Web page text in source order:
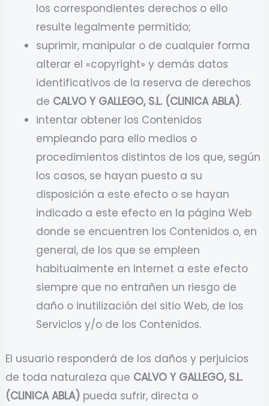
los correspondientes derechos o ello
resulte legalmente permitido;
suprimir, manipular o de cualquier forma
alterar el «copyright» y demás datos
identificativos de la reserva de derechos
de CALVO Y GALLEGO, S.L. (CLINICA ABLA).
intentar obtener los Contenidos
empleando para ello medios o
procedimientos distintos de los que, según
los casos, se hayan puesto a su
disposición a este efecto o se hayan
indicado a este efecto en la página Web
donde se encuentren los Contenidos o, en
general, de los que se empleen
habitualmente en Internet a este efecto
siempre que no entrañen un riesgo de
daño o inutilización del sitio Web, de los
Servicios y/o de los Contenidos.
El usuario responderá de los daños y perjuicios
de toda naturaleza que CALVO Y GALLEGO, S.L.
(CLINICA ABLA) pueda sufrir, directa o